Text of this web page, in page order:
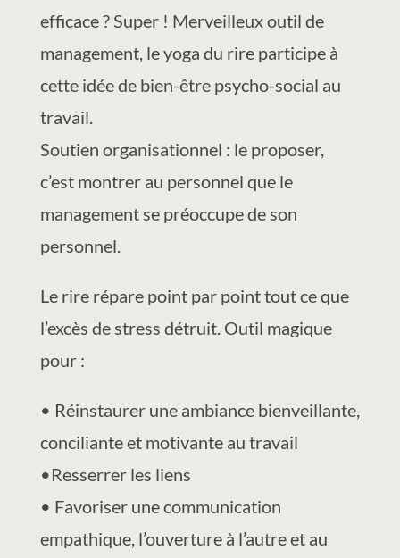
efficace ? Super ! Merveilleux outil de
management, le yoga du rire participe à
cette idée de bien-être psycho-social au
travail.
Soutien organisationnel : le proposer,
c’est montrer au personnel que le
management se préoccupe de son
personnel.
Le rire répare point par point tout ce que
l’excès de stress détruit. Outil magique
pour :
• Réinstaurer une ambiance bienveillante,
conciliante et motivante au travail
•Resserrer les liens
• Favoriser une communication
empathique, l’ouverture à l’autre et au